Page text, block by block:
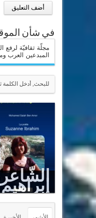
في شأن
مجلّة ثقافيّة لرفع
المبدعين العرب
إبراهيم